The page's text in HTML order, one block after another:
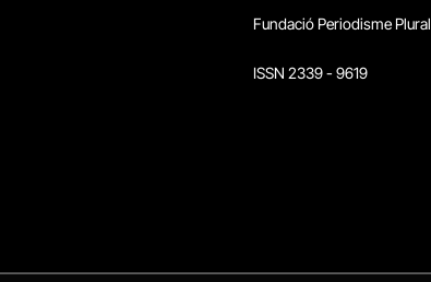
Fundació Periodisme Plural
ISSN 2339 - 9619